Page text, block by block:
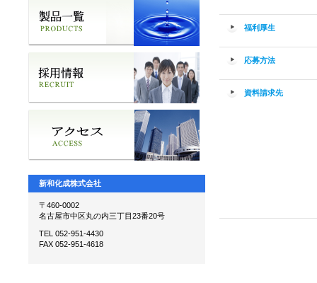
福利厚生
応募方法
資料請求先
新和化成株式会社
〒460-0002
名古屋市中区丸の内三丁目23番20号
TEL 052-951-4430
FAX 052-951-4618